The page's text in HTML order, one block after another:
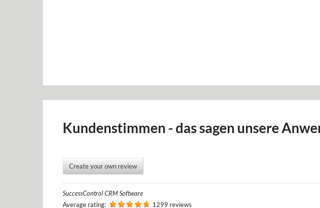
Kundenstimmen - das sagen unsere
Create your own review
SuccessControl CRM Software
Average rating:
1299 reviews